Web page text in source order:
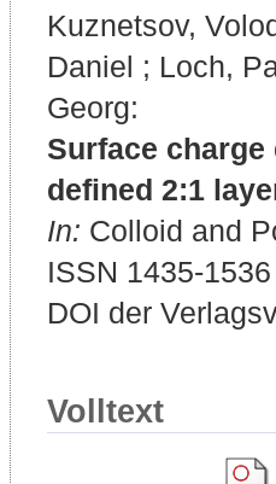
Kuznetsov,
Daniel ; Loch,
Georg:
Surface
defined 2:1
In: Colloid and
ISSN 1435-1536
DOI der
Volltext